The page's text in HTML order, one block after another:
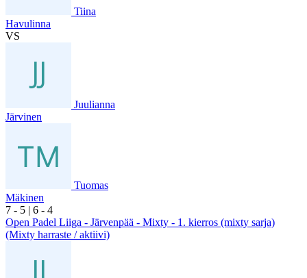
Tiina
Havulinna
VS
Juulianna
Järvinen
Tuomas
Mäkinen
7 - 5 | 6 - 4
Open Padel Liiga - Järvenpää - Mixty - 1. kierros (mixty sarja)
(Mixty harraste / aktiivi)